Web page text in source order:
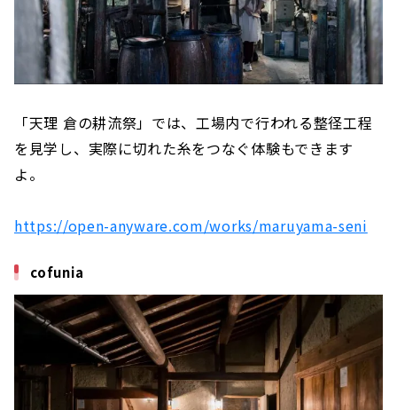
「天理 倉の耕流祭」では、工場内で行われる整径工程
を見学し、実際に切れた糸をつなぐ体験もできます
よ。
https://open-anyware.com/works/maruyama-seni
cofunia